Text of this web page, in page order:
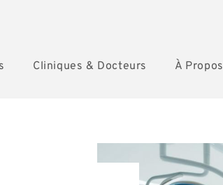
Cliniques & Docteurs À Propos